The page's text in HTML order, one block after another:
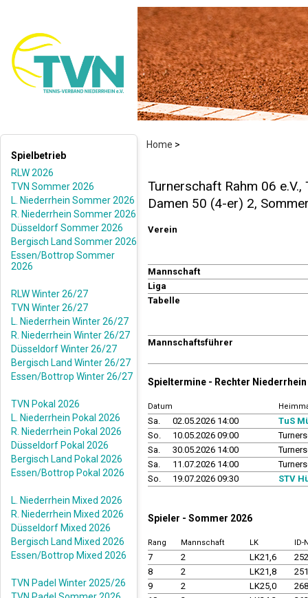
Home >
Spielbetrieb
RLW 2026
TVN Sommer 2026
L. Niederrhein Sommer 2026
R. Niederrhein Sommer 2026
Düsseldorf Sommer 2026
Bergisch Land Sommer 2026
Essen/Bottrop Sommer
2026
RLW Winter 26/27
TVN Winter 26/27
L. Niederrhein Winter 26/27
R. Niederrhein Winter 26/27
Düsseldorf Winter 26/27
Bergisch Land Winter 26/27
Essen/Bottrop Winter 26/27
TVN Pokal 2026
L. Niederrhein Pokal 2026
R. Niederrhein Pokal 2026
Düsseldorf Pokal 2026
Bergisch Land Pokal 2026
Essen/Bottrop Pokal 2026
L. Niederrhein Mixed 2026
R. Niederrhein Mixed 2026
Düsseldorf Mixed 2026
Bergisch Land Mixed 2026
Essen/Bottrop Mixed 2026
TVN Padel Winter 2025/26
Turnerschaft Rahm 06 e.V.,
Damen 50 (4-er) 2,
Verein
Mannschaft
Liga
Tabelle
Mannschaftsführer
Spieltermine - Rechter
Datum
Sa. 02.05.2026 14:00
TuS
So.
10.05.2026 09:00
Sa.
30.05.2026 14:00
Sa.
11.07.2026 14:00
So.
19.07.2026 09:30 STV
Spieler - Sommer 2026
Rang Mannschaft LK ID-
7 2 LK21,6
8
2 LK21,8
9
2 LK25,0